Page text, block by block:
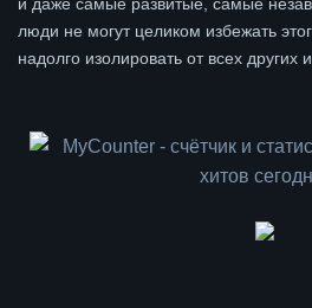
люди не могут целиком избежать
надолго изолировать от всех других